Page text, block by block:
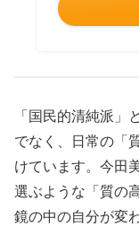
「国民的清純派」
でなく、日常の「
けています。今田
選ぶような「質の
鏡の中の自分が変